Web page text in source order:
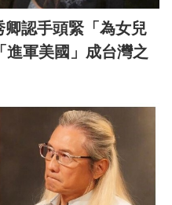
認手頭緊「為女兒
軍美國」成台灣之